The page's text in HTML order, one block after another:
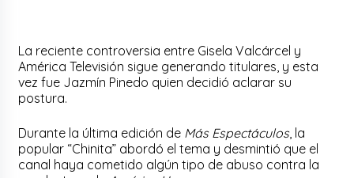
La reciente controversia entre Gisela Valcárcel y
América Televisión sigue generando titulares, y esta
vez fue Jazmín Pinedo quien decidió aclarar su
postura.
Durante la última edición de Más Espectáculos, la
popular “Chinita” abordó el tema y desmintió que el
canal haya cometido algún tipo de abuso contra la